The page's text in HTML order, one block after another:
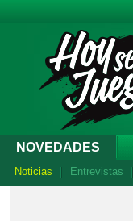
NOVEDADES
Noticias Entrevistas